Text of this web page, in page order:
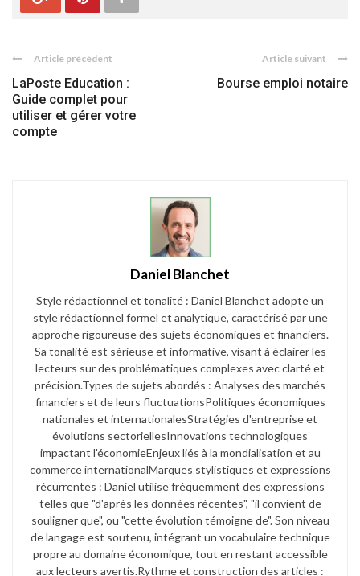
Article précédent
LaPoste Education :
Guide complet pour
utiliser et gérer votre
compte
Article suivant
Bourse emploi notaire
Daniel Blanchet
Style rédactionnel et tonalité : Daniel Blanchet adopte un
style rédactionnel formel et analytique, caractérisé par une
approche rigoureuse des sujets économiques et financiers.
Sa tonalité est sérieuse et informative, visant à éclairer les
lecteurs sur des problématiques complexes avec clarté et
précision.​ Types de sujets abordés : Analyses des marchés
financiers et de leurs fluctuations​ Politiques économiques
nationales et internationales​ Stratégies d'entreprise et
évolutions sectorielles​ Innovations technologiques
impactant l'économie​ Enjeux liés à la mondialisation et au
commerce international​ Marques stylistiques et expressions
récurrentes : Daniel utilise fréquemment des expressions
telles que "d'après les données récentes", "il convient de
souligner que", ou "cette évolution témoigne de". Son niveau
de langage est soutenu, intégrant un vocabulaire technique
propre au domaine économique, tout en restant accessible
aux lecteurs avertis.​ Rythme et construction des articles :